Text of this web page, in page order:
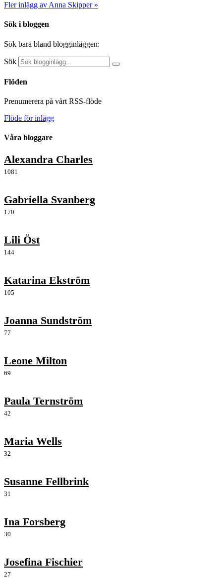
Fler inlägg av Anna Skipper »
Sök i bloggen
Sök bara bland blogginläggen:
Sök
Flöden
Prenumerera på vårt RSS-flöde
Flöde för inlägg
Våra bloggare
Alexandra Charles
1081
Gabriella Svanberg
170
Lili Öst
144
Katarina Ekström
105
Joanna Sundström
77
Leone Milton
69
Paula Ternström
42
Maria Wells
32
Susanne Fellbrink
31
Ina Forsberg
30
Josefina Fischier
27